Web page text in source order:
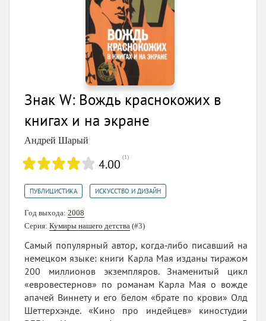
Знак W: Вождь краснокожих в
книгах и на экране
Андрей Шарый
4.00 (1)
ПУБЛИЦИСТИКА ИСКУССТВО И ДИЗАЙН
Год выхода: 2008
Серия: Кумиры нашего детства (#3)
Самый популярный автор, когда-либо писавший на
немецком языке: книги Карла Мая изданы тиражом
200 миллионов экземпляров. Знаменитый цикл
«евровестернов» по романам Карла Мая о вожде
апачей Виннету и его белом «брате по крови» Олд
Шеттерхэнде. «Кино про индейцев» киностудии